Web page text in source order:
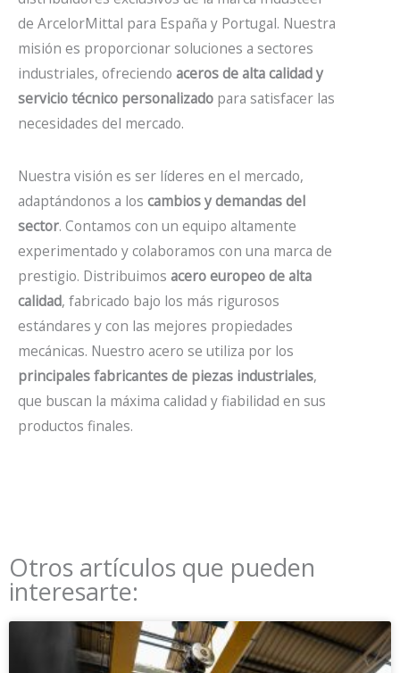
de ArcelorMittal para España y Portugal. Nuestra
misión es proporcionar soluciones a sectores
industriales, ofreciendo aceros de alta calidad y
servicio técnico personalizado para satisfacer las
necesidades del mercado.
Nuestra visión es ser líderes en el mercado,
adaptándonos a los cambios y demandas del
sector. Contamos con un equipo altamente
experimentado y colaboramos con una marca de
prestigio. Distribuimos acero europeo de alta
calidad, fabricado bajo los más rigurosos
estándares y con las mejores propiedades
mecánicas. Nuestro acero se utiliza por los
principales fabricantes de piezas industriales,
que buscan la máxima calidad y fiabilidad en sus
productos finales.
Otros artículos que pueden
interesarte: